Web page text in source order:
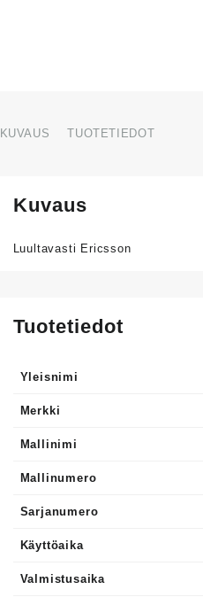
KUVAUS TUOTETIEDOT
Kuvaus
Luultavasti Ericsson
Tuotetiedot
Yleisnimi
Merkki
Mallinimi
Mallinumero
Sarjanumero
Käyttöaika
Valmistusaika